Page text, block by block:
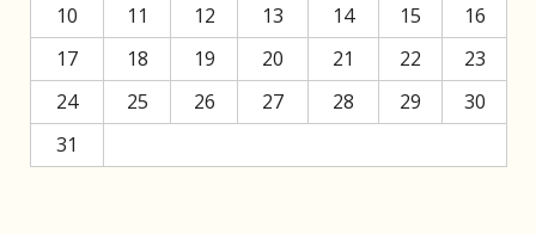
10
11 12 13 14 15
16
17
18 19 20 21 22
23
24
25 26 27 28 29
30
31